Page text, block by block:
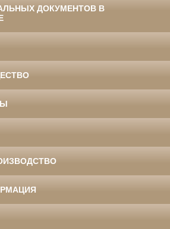
ДОКУМЕНТОВ В